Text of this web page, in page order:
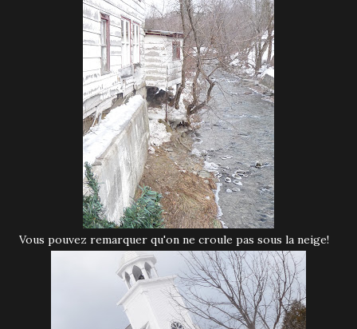
Vous pouvez remarquer qu'on ne croule pas sous la neige!